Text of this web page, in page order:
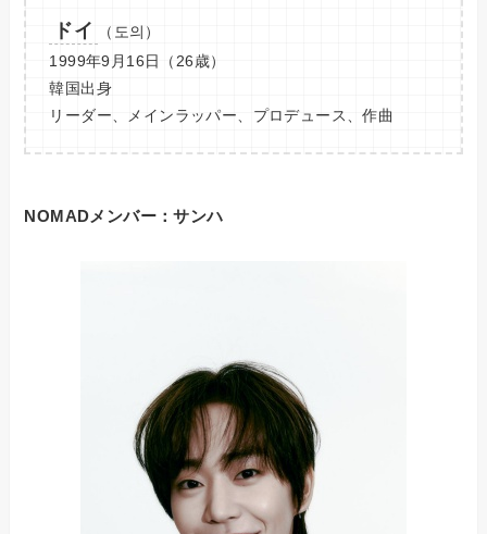
ドイ
（도의）
1999年9月16日（26歳）
韓国出身
リーダー、メインラッパー、プロデュース、作曲
NOMADメンバー：サンハ